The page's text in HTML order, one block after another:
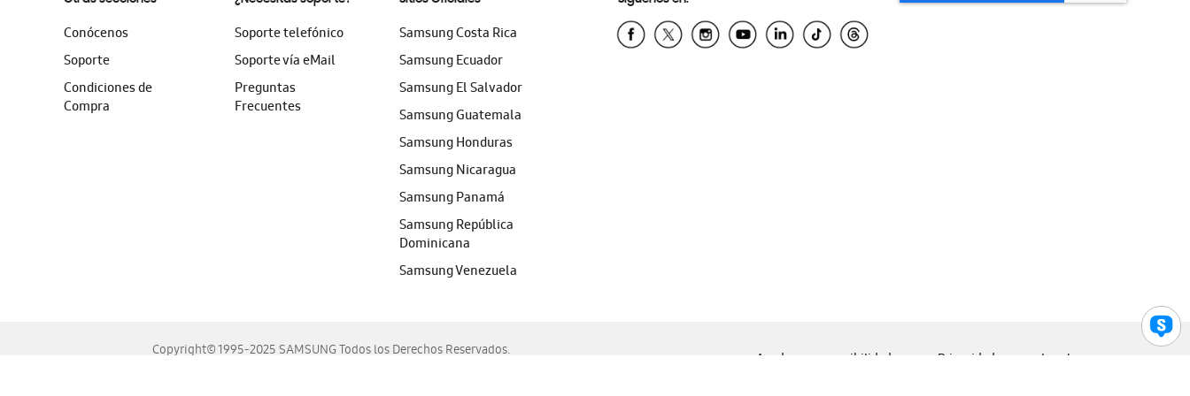
Conócenos
Soporte
Condiciones de
Compra
Soporte telefónico
Soporte vía eMail
Preguntas
Frecuentes
Samsung Costa Rica
Samsung Ecuador
Samsung El Salvador
Samsung Guatemala
Samsung Honduras
Samsung Nicaragua
Samsung Panamá
Samsung República
Dominicana
Samsung Venezuela
Copyright© 1995-2025 SAMSUNG Todos los Derechos Reservados.
Ayuda para accesibilidad Privacidad Legal